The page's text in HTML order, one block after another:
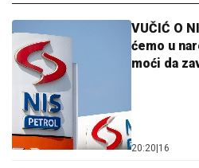
VUČIĆ O
ćemo u
moći da
20:20|16